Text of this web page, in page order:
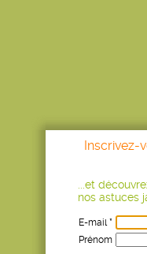
Inscrivez-
...et
nos astuces
E-mail *
Prénom